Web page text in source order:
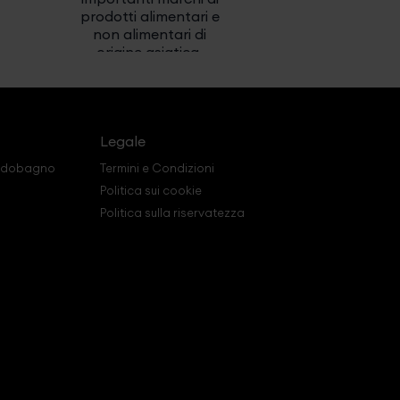
prodotti alimentari e
non alimentari di
origine asiatica.
Legale
Termini e Condizioni
Politica sui cookie
Politica sulla riservatezza